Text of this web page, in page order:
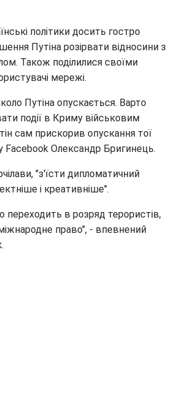
політики досить гостро
Путіна розірвати відносини з
Також поділилися своїми
мережі.
Путіна опускається. Варто
події в Криму військовим
сам прискорив опускання тої
Facebook Олександр Бригинець.
"з'їсти дипломатичний
і креативніше".
переходить в розряд терористів,
право", - впевнений